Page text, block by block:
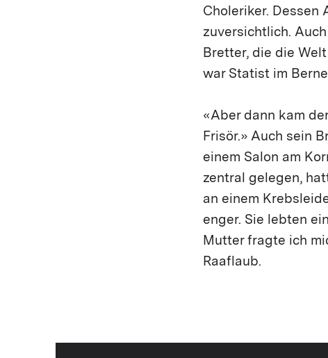
Choleriker. Dessen
zuversichtlich.
Bretter, die die
war Statist im
«Aber dann kam
Frisör.» Auch sein
einem Salon am
zentral gelegen,
an einem
enger. Sie lebten
Mutter fragte ich
Raaflaub.